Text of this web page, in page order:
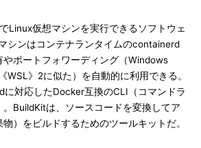
Linux仮想マシンを実行できるソフトウェ
シンはコンテナランタイムのcontainerd
やポートフォワーディング（Windows
》2に似た）を自動的に利用できる。
対応したDocker互換のCLI（コマンドラ
BuildKitは、ソースコードを変換してア
）をビルドするためのツールキットだ。